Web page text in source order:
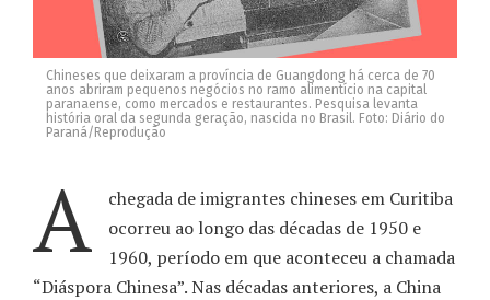
Chineses que deixaram a província de Guangdong há cerca de 70
anos abriram pequenos negócios no ramo alimentício na capital
paranaense, como mercados e restaurantes. Pesquisa levanta
história oral da segunda geração, nascida no Brasil. Foto: Diário do
Paraná/Reprodução
A
chegada de imigrantes chineses em Curitiba
ocorreu ao longo das décadas de 1950 e
1960, período em que aconteceu a chamada
“Diáspora Chinesa”. Nas décadas anteriores, a China